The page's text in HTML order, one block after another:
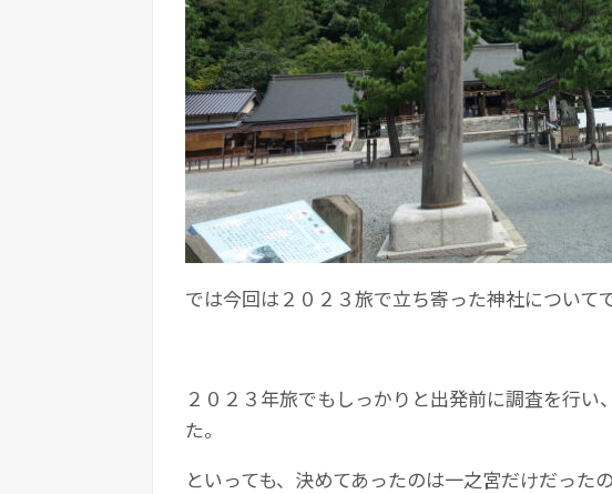
では今回は２０２３旅で立ち寄った神社についてで
２０２３年旅でもしっかりと出発前に調査を行
た。
といっても、決めてあったのは一之宮だけだった